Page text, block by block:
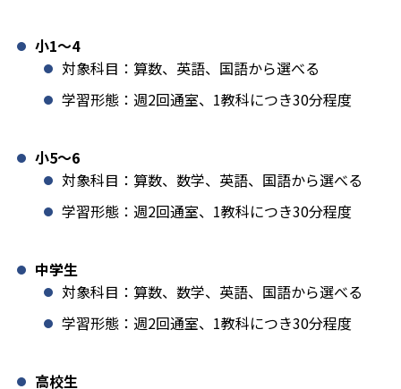
小1️〜4
対象科目：算数、英語、国語から選べる
学習形態：週2回通室、1教科につき30分程度
小5〜6
対象科目：算数、数学、英語、国語から選べる
学習形態：週2回通室、1教科につき30分程度
中学生
対象科目：算数、数学、英語、国語から選べる
学習形態：週2回通室、1教科につき30分程度
高校生